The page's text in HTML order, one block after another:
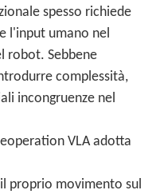
spesso richiede
l'input umano nel
robot. Sebbene
complessità,
incongruenze nel
VLA adotta
proprio movimento sul